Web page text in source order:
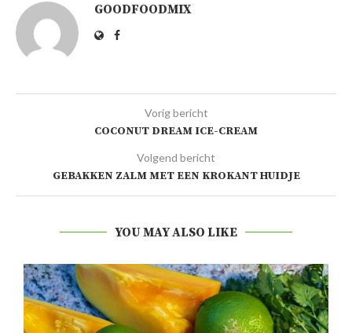
GOODFOODMIX
Vorig bericht
COCONUT DREAM ICE-CREAM
Volgend bericht
GEBAKKEN ZALM MET EEN KROKANT HUIDJE
YOU MAY ALSO LIKE